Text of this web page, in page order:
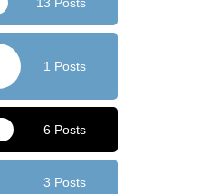
1 Posts
6 Posts
3 Posts